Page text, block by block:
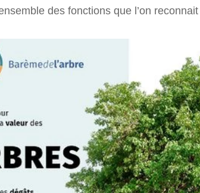
des fonctions que l’on